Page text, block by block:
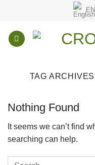
content
EN
TAG
Nothing Found
It seems we can’t find
searching can help.